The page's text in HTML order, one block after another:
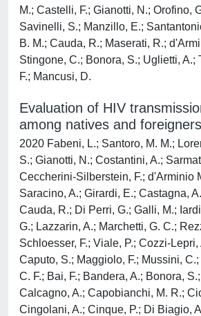
M.; Castelli, F.; Gianotti, N.; Orofino,
Savinelli, S.; Manzillo, E.;
B. M.; Cauda, R.; Maserati, R.;
Stingone, C.; Bonora, S.; Uglietti, A.;
F.; Mancusi, D.
Evaluation of HIV
among natives and
2020 Fabeni, L.; Santoro, M. M.;
S.; Gianotti, N.; Costantini, A.;
Ceccherini-Silberstein, F.; d'Arminio
Saracino, A.; Girardi, E.; Castagna,
Cauda, R.; Di Perri, G.; Galli, M.;
G.; Lazzarin, A.; Marchetti, G. C.;
Schloesser, F.; Viale, P.; Cozzi-Lepri,
Caputo, S.; Maggiolo, F.; Mussini,
C. F.; Bai, F.; Bandera, A.; Bonora,
Calcagno, A.; Capobianchi, M. R.;
Cingolani, A.; Cinque, P.; Di Biagio,